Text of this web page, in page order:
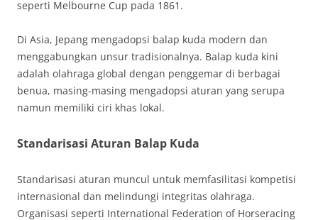
seperti Melbourne Cup pada 1861.
Di Asia, Jepang mengadopsi balap kuda modern dan
menggabungkan unsur tradisionalnya. Balap kuda kini
adalah olahraga global dengan penggemar di berbagai
benua, masing-masing mengadopsi aturan yang serupa
namun memiliki ciri khas lokal.
Standarisasi Aturan Balap Kuda
Standarisasi aturan muncul untuk memfasilitasi kompetisi
internasional dan melindungi integritas olahraga.
Organisasi seperti International Federation of Horseracing